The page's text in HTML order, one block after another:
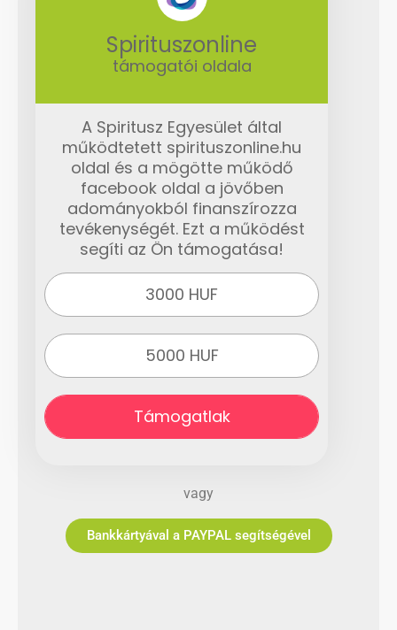
Spirituszonline
támogatói oldala
A Spiritusz Egyesület által
működtetett spirituszonline.hu
oldal és a mögötte működő
facebook oldal a jövőben
adományokból finanszírozza
tevékenységét. Ezt a működést
segíti az Ön támogatása!
3000 HUF
5000 HUF
Támogatlak
vagy
Bankkártyával a PAYPAL segítségével